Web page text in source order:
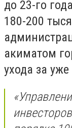
до 23-го
180-200
акиматом
ухода за